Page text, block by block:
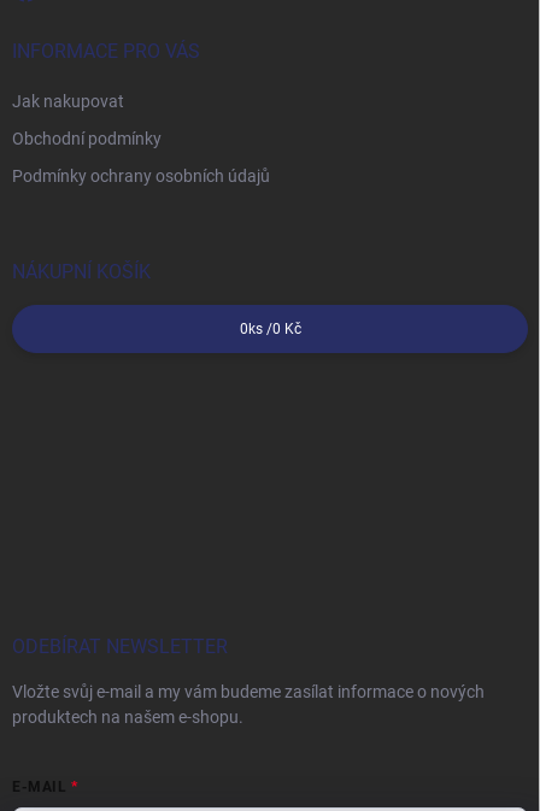
INFORMACE PRO VÁS
Jak nakupovat
Obchodní podmínky
Podmínky ochrany osobních údajů
NÁKUPNÍ KOŠÍK
0ks /0 Kč
ODEBÍRAT NEWSLETTER
Vložte svůj e-mail a my vám budeme zasílat informace o nových
produktech na našem e-shopu.
E-MAIL